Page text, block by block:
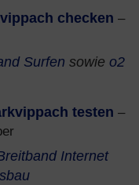
checken –
Surfen sowie o2
testen –
Internet